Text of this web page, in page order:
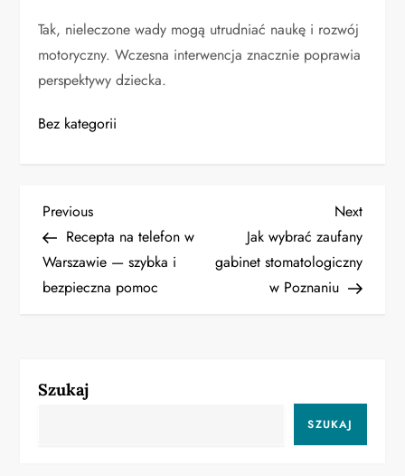
Tak, nieleczone wady mogą utrudniać naukę i rozwój
motoryczny. Wczesna interwencja znacznie poprawia
perspektywy dziecka.
Bez kategorii
N
a
w
g
Previous
Post
Previous
Recepta na telefon w
Warszawie — szybka i
bezpieczna pomoc
Next
Post
Next
Jak wybrać zaufany
gabinet stomatologiczny
w Poznaniu
Szukaj
SZUKAJ